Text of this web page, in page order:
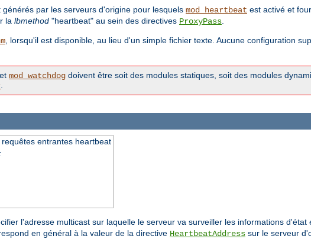
par les serveurs d'origine pour lesquels mod_heartbeat est activé et
la lbmethod "heartbeat" au sein des directives ProxyPass.
, lorsqu'il est disponible, au lieu d'un simple fichier texte. Aucune configuration
et mod_watchdog doivent être soit des modules statiques, soit des modules
.
entrantes heartbeat
l'adresse multicast sur laquelle le serveur va surveiller les informations
en général à la valeur de la directive HeartbeatAddress sur le serveur